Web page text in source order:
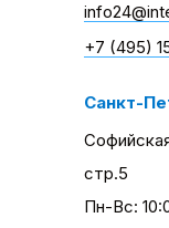
Санкт-
стр.5
Пн-Вс:
+7 (495)